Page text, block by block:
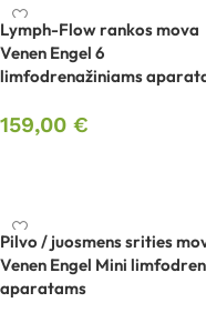
Lymph-Flow rankos mova
Venen Engel 6
limfodrenažiniams
159,00 €
Pilvo / juosmens srities
Venen Engel Mini
aparatams